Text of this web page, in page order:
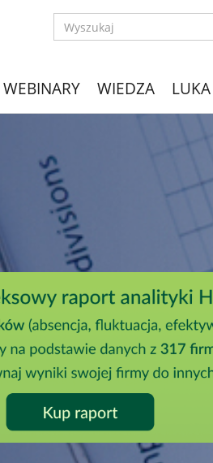
WEBINARY WIEDZA